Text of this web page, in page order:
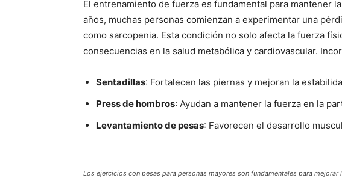
El entrenamiento de fuerza es fundamental para mantener
años, muchas personas comienzan a experimentar una
como sarcopenia. Esta condición no solo afecta la fuerza
consecuencias en la salud metabólica y cardiovascular.
Sentadillas: Fortalecen las piernas y mejoran la
Press de hombros: Ayudan a mantener la fuerza en la
Levantamiento de pesas: Favorecen el desarrollo
Los ejercicios con pesas para personas mayores son fundamentales para